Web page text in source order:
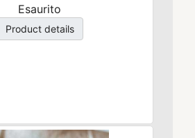
Esaurito
Product details